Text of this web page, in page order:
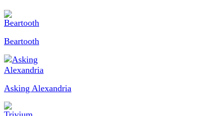
Beartooth
Asking Alexandria